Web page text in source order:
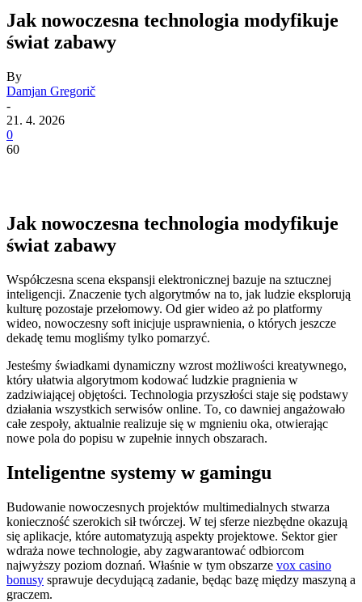
Jak nowoczesna technologia modyfikuje
świat zabawy
By
Damjan Gregorič
-
21. 4. 2026
0
60
Jak nowoczesna technologia modyfikuje
świat zabawy
Współczesna scena ekspansji elektronicznej bazuje na sztucznej
inteligencji. Znaczenie tych algorytmów na to, jak ludzie eksplorują
kulturę pozostaje przełomowy. Od gier wideo aż po platformy
wideo, nowoczesny soft inicjuje usprawnienia, o których jeszcze
dekadę temu mogliśmy tylko pomarzyć.
Jesteśmy świadkami dynamiczny wzrost możliwości kreatywnego,
który ułatwia algorytmom kodować ludzkie pragnienia w
zadziwiającej objętości. Technologia przyszłości staje się podstawy
działania wszystkich serwisów online. To, co dawniej angażowało
całe zespoły, aktualnie realizuje się w mgnieniu oka, otwierając
nowe pola do popisu w zupełnie innych obszarach.
Inteligentne systemy w gamingu
Budowanie nowoczesnych projektów multimedialnych stwarza
konieczność szerokich sił twórczej. W tej sferze niezbędne okazują
się aplikacje, które automatyzują aspekty projektowe. Sektor gier
wdraża nowe technologie, aby zagwarantować odbiorcom
najwyższy poziom doznań. Właśnie w tym obszarze vox casino
bonusy sprawuje decydującą zadanie, będąc bazę między maszyną a
graczem.